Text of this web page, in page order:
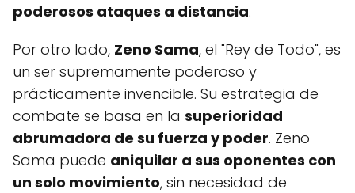
poderosos ataques a distancia.
Por otro lado, Zeno Sama, el "Rey de Todo", es
un ser supremamente poderoso y
prácticamente invencible. Su estrategia de
combate se basa en la superioridad
abrumadora de su fuerza y poder. Zeno
Sama puede aniquilar a sus oponentes con
un solo movimiento, sin necesidad de